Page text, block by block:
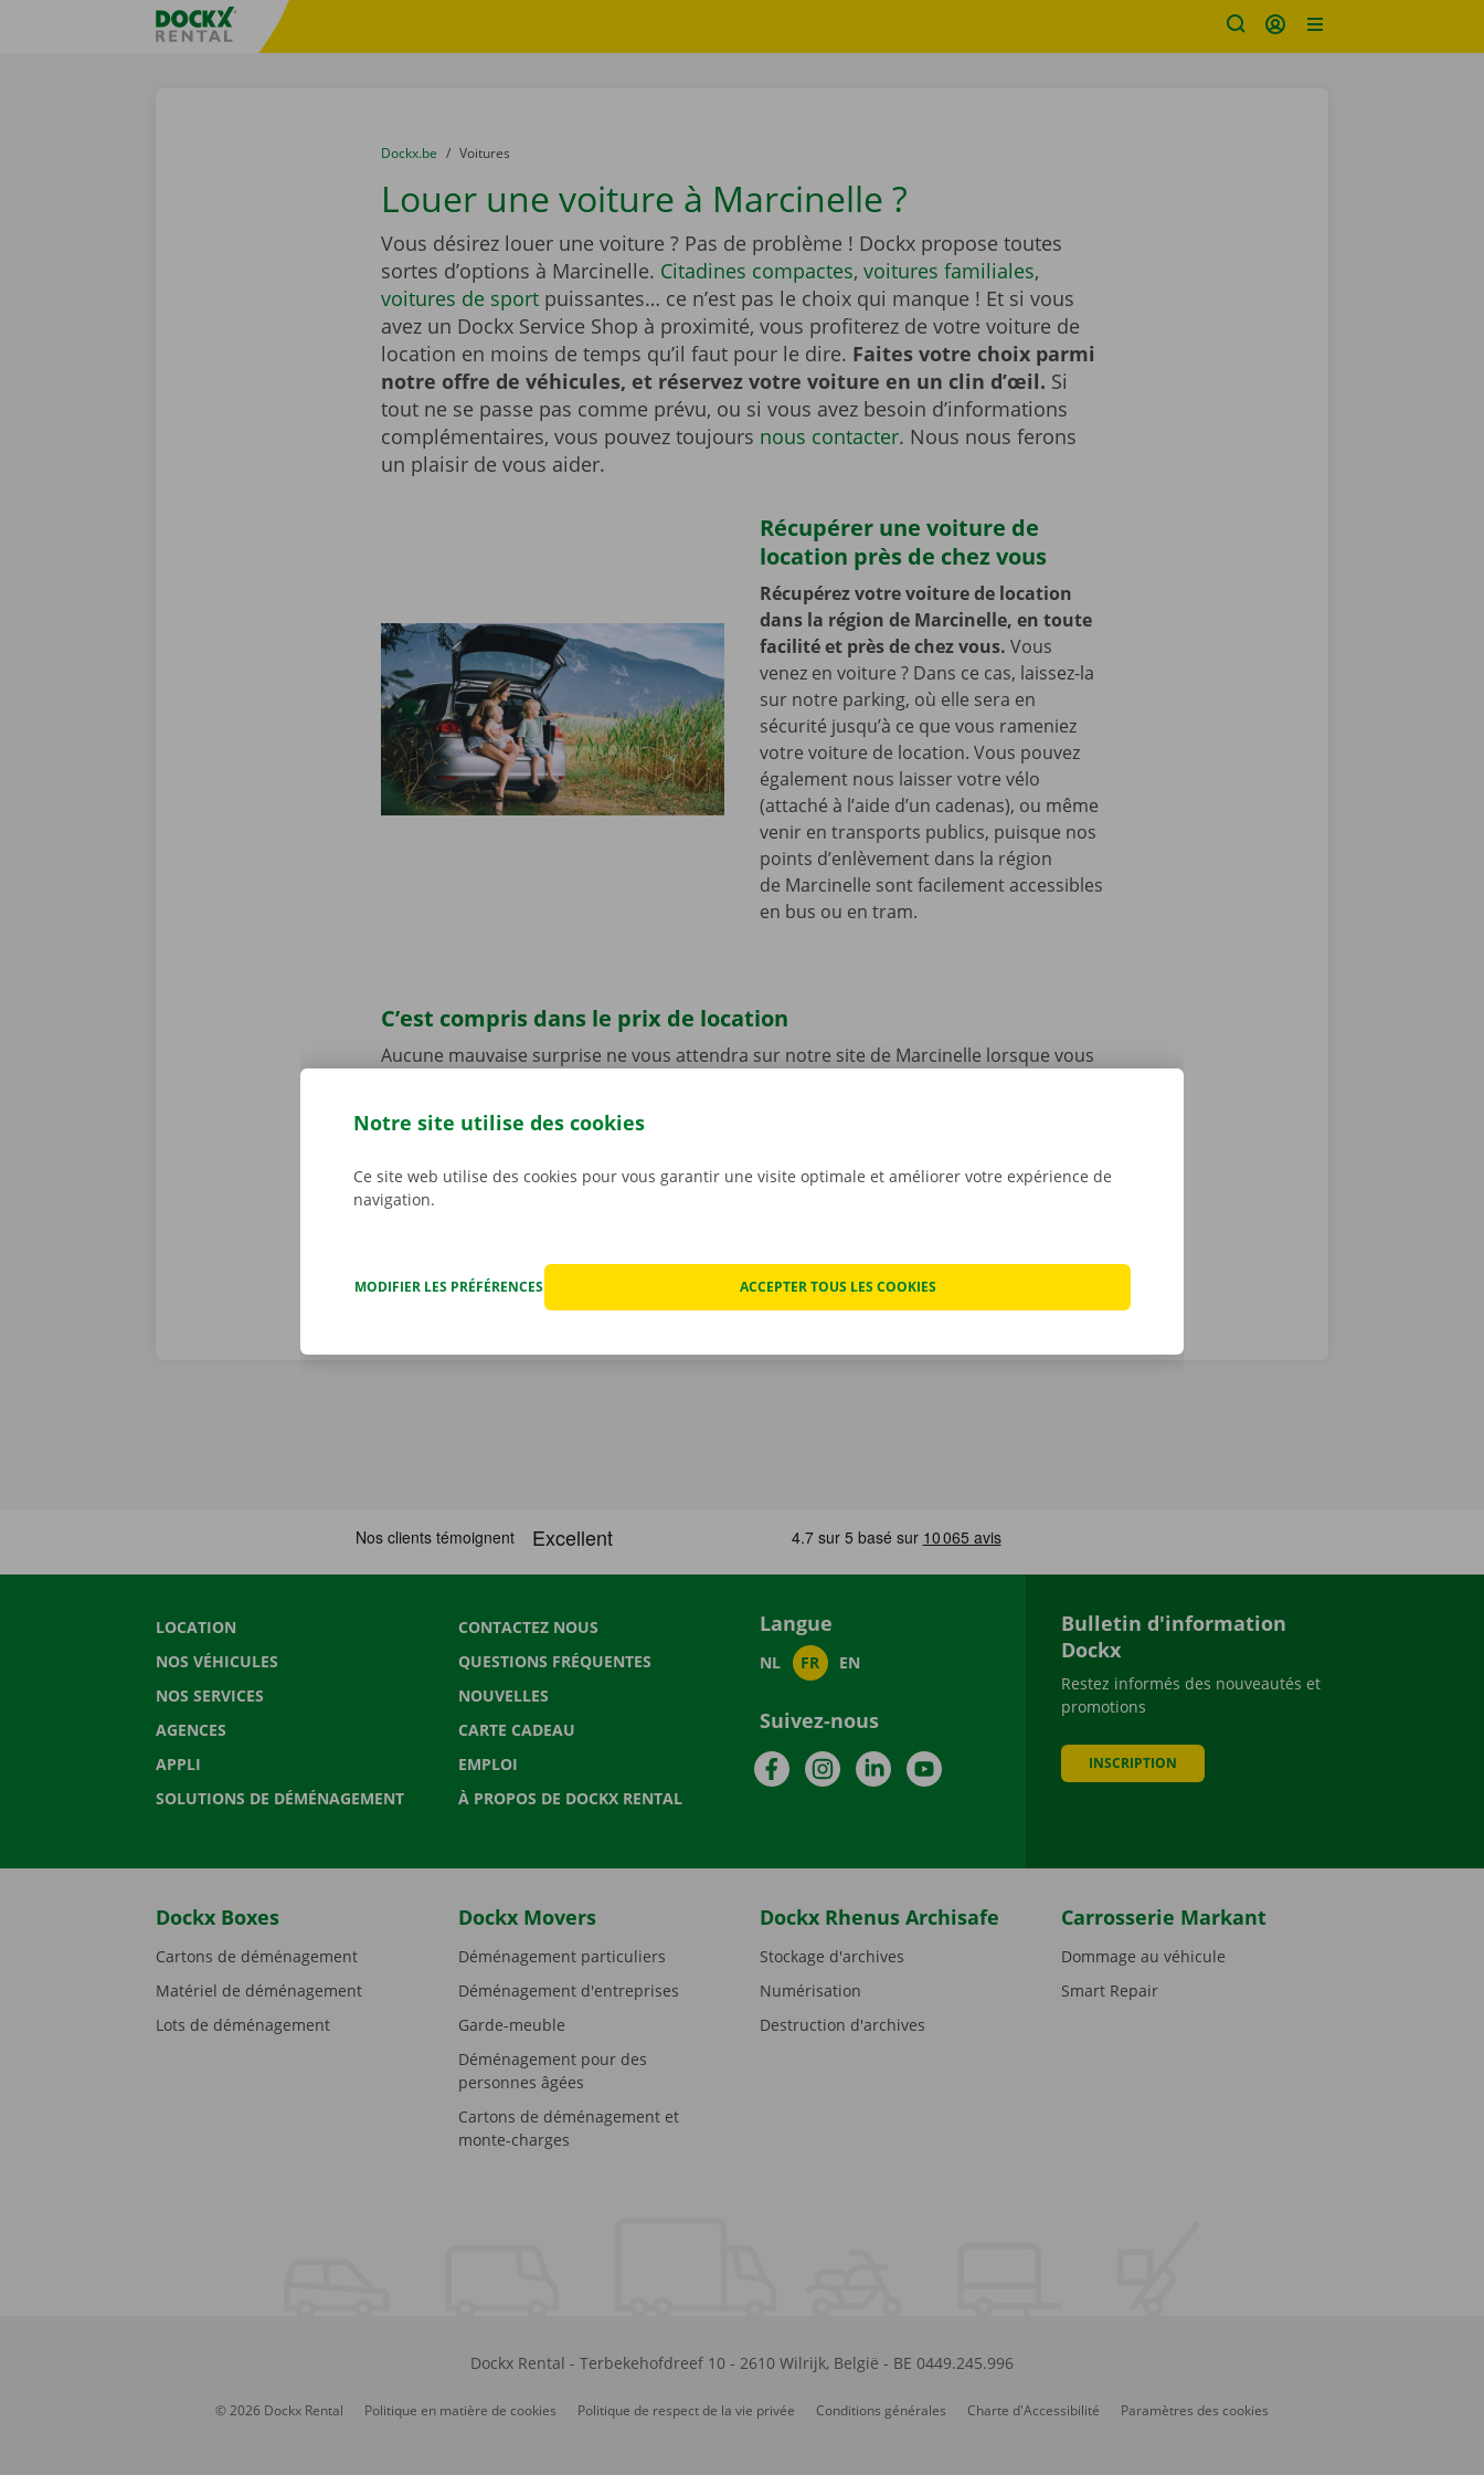
sitename
You are here:
du
Dockx.be to
Voitures
Louer une voiture à Marcinelle ?
Vous désirez louer une voiture ? Pas de problème ! Dockx propose toutes
sortes d’options à Marcinelle. Citadines compactes, voitures familiales,
voitures de sportpuissantes… ce n’est pas le choix qui manque ! Et si vous
avez un Dockx Service Shop à proximité, vous profiterez de votre voiture de
location en moins de temps qu’il faut pour le dire. Faites votre choix parmi
notre offre de véhicules, et réservez votre voiture en un clin d’œil. Si
tout ne se passe pas comme prévu, ou si vous avez besoin d’informations
complémentaires, vous pouvez toujours nous contacter. Nous nous ferons
un plaisir de vous aider.
Récupérer une voiture de
location près de chez vous
Récupérez votre voiture de location
dans la région de Marcinelle, en toute
facilité et près de chez vous. Vous
venez en voiture ? Dans ce cas, laissez-la
sur notre parking, où elle sera en
sécurité jusqu’à ce que vous rameniez
votre voiture de location. Vous pouvez
également nous laisser votre vélo
(attaché à l’aide d’un cadenas), ou même
venir en transports publics, puisque nos
points d’enlèvement dans la région
de Marcinelle sont facilement accessibles
en bus ou en tram.
C’est compris dans le prix de location
Aucune mauvaise surprise ne vous attendra sur notre site de Marcinelle lorsque vous
constatons tout éventuel dégât avant que ne partiez avec la voiture. En cas de
j/7 dans toute l’Europe. Ainsi, vous rentrez toujours en toute sécurité.
LOCATION
NOS VÉHICULES
NOS SERVICES
AGENCES
APPLI
SOLUTIONS DE DÉMÉNAGEMENT
CONTACTEZ NOUS
QUESTIONS FRÉQUENTES
NOUVELLES
CARTE CADEAU
EMPLOI
À PROPOS DE DOCKX RENTAL
Langue
NL FR EN
Suivez-nous
FacebookInstagramLinkedInYouTube
Bulletin d'information
Dockx
Restez informés des nouveautés et
promotions
INSCRIPTION
Dockx Boxes
Cartons de déménagement
Matériel de déménagement
Lots de déménagement
Dockx Movers
Déménagement particuliers
Déménagement d'entreprises
Garde-meuble
Déménagement pour des
personnes âgées
Cartons de déménagement et
monte-charges
Dockx Rhenus Archisafe
Stockage d'archives
Numérisation
Destruction d'archives
Carrosserie Markant
Dommage au véhicule
Smart Repair
Dockx Rental - Terbekehofdreef 10- 2610 Wilrijk, België - BE 0449.245.996
© 2026 Dockx Rental Politique en matière de cookies Politique de respect de la vie privée Conditions générales Charte d'Accessibilité Paramètres des cookies
Notre site utilise des cookies
Ce site web utilise des cookies pour vous garantir une visite optimale et améliorer votre expérience de
navigation.
MODIFIER LES PRÉFÉRENCES ACCEPTER TOUS LES COOKIES